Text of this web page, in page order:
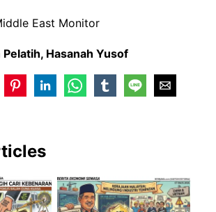
East Monitor
Hasanah Yusof